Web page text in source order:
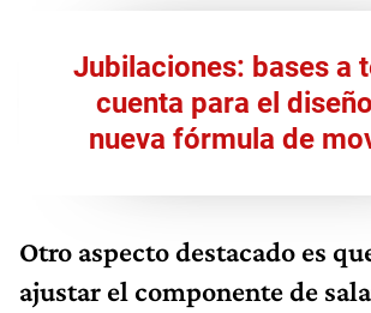
Jubilaciones: bases a
cuenta para el
nueva fórmula de
Otro aspecto destacado es
ajustar el componente de